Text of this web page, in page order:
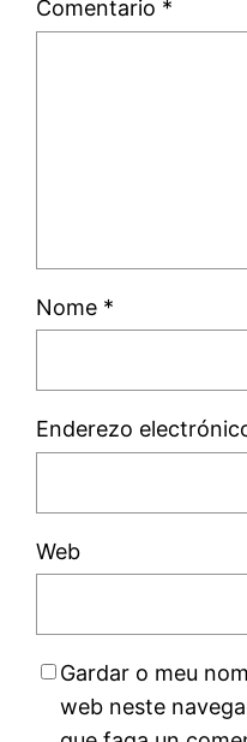
Comentario *
Nome *
Enderezo
Web
Gardar o meu
web neste